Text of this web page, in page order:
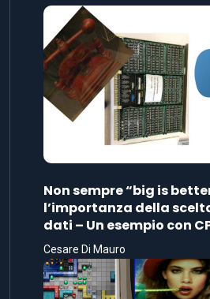
Non sempre “big is
l’importanza della
dati – Un esempio con
Cesare Di Mauro